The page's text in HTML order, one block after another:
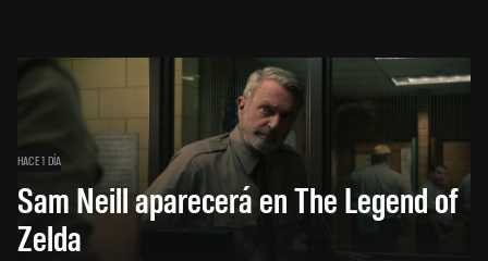
HACE 1 DÍA
Sam Neill aparecerá en The Legend of
Zelda